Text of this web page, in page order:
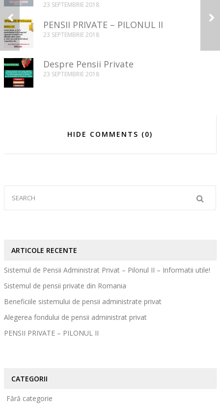
și obligațiile voastre
un contract de
asigurare?
23 SEPTEMBRIE 2018
PENSII PRIVATE – PILONUL II
23 SEPTEMBRIE 2018
Despre Pensii Private
23 SEPTEMBRIE 2018
HIDE COMMENTS (0)
ARTICOLE RECENTE
Sistemul de Pensii Administrat Privat – Pilonul II – Informatii utile!
Sistemul de pensii private din Romania
Beneficiile sistemului de pensii administrate privat
Alegerea fondului de pensii administrat privat
PENSII PRIVATE – PILONUL II
CATEGORII
Fără categorie